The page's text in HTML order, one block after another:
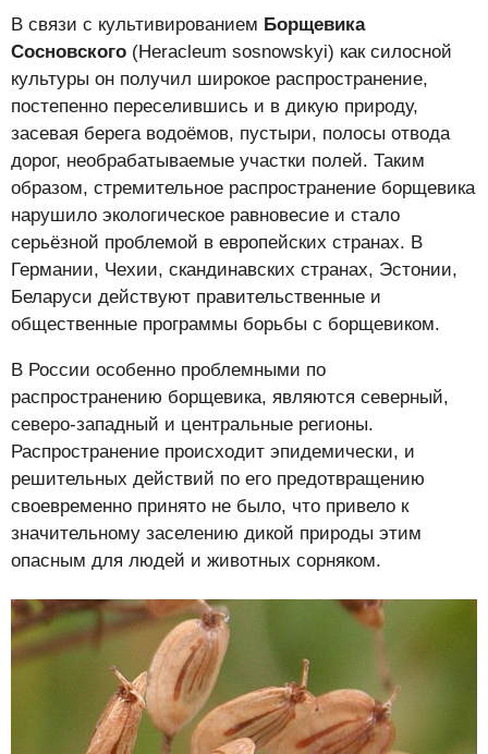
В связи с культивированием Борщевика
Сосновского (Heracleum sosnowskyi) как силосной
культуры он получил широкое распространение,
постепенно переселившись и в дикую природу,
засевая берега водоёмов, пустыри, полосы отвода
дорог, необрабатываемые участки полей. Таким
образом, стремительное распространение борщевика
нарушило экологическое равновесие и стало
серьёзной проблемой в европейских странах. В
Германии, Чехии, скандинавских странах, Эстонии,
Беларуси действуют правительственные и
общественные программы борьбы с борщевиком.
В России особенно проблемными по
распространению борщевика, являются северный,
северо-западный и центральные регионы.
Распространение происходит эпидемически, и
решительных действий по его предотвращению
своевременно принято не было, что привело к
значительному заселению дикой природы этим
опасным для людей и животных сорняком.